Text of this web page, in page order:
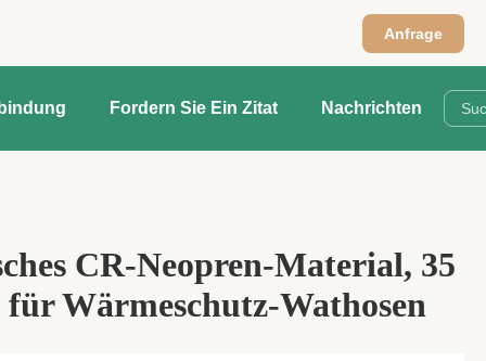
Anfrage
Fordern Sie Ein Zitat Nachrichten
CR-Neopren-Material, 35
für Wärmeschutz-Wathosen